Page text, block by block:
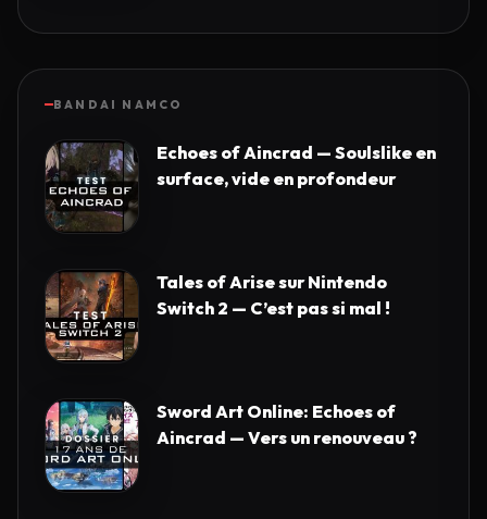
BANDAI NAMCO
Echoes of Aincrad — Soulslike en
surface, vide en profondeur
Tales of Arise sur Nintendo
Switch 2 — C’est pas si mal !
Sword Art Online: Echoes of
Aincrad — Vers un renouveau ?